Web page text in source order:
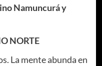
Namuncurá y
NORTE
La mente abunda en